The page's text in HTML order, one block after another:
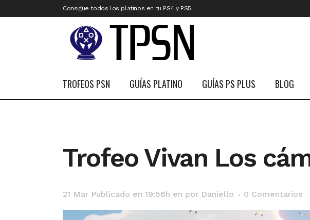
Consigue todos los platinos en tu PS4 y PS5
TROFEOS PSN GUÍAS PLATINO GUÍAS PS PLUS BLOG
Trofeo Vivan Los
21 Mar Publicado en 19:56h en por Daniello 0 Comentarios